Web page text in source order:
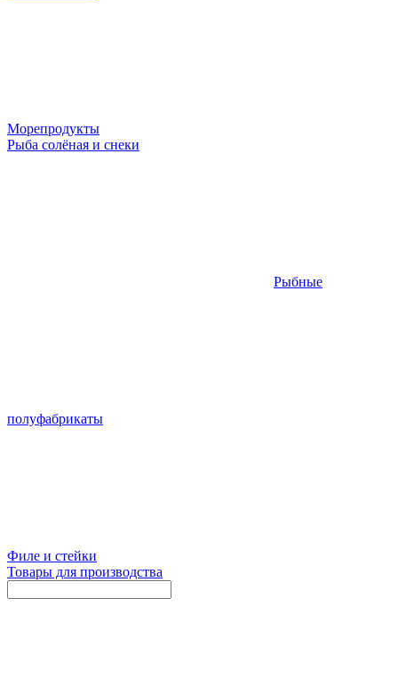
Морепродукты
Рыба солёная и снеки
Рыбные
полуфабрикаты
Филе и стейки
Товары для производства